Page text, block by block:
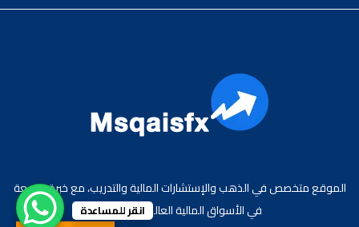
الموقع متخصص في الذهب والإستشارات المالية والتدريب، مع خبرة واسعة
في الأسواق المالية العالمية والعربية.
انقر للمساعدة